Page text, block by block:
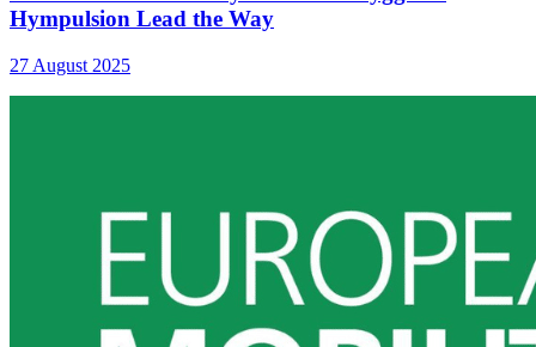
Hympulsion Lead the Way
27 August 2025